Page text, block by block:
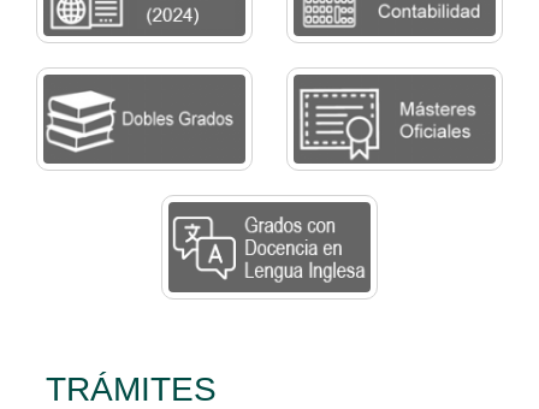
TRÁMITES